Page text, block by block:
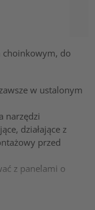
choinkowym, do
w ustalonym
narzędzi
działające z
przed
z panelami o